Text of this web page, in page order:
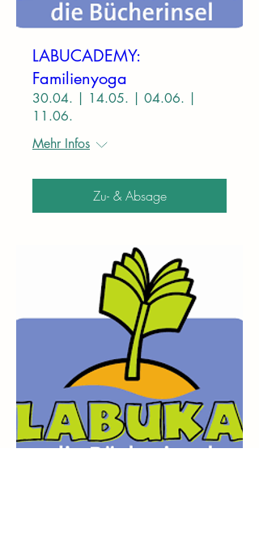
LABUCADEMY:
Familienyoga
30.04. | 14.05. | 04.06. |
11.06.
Mehr Infos
Zu- & Absage